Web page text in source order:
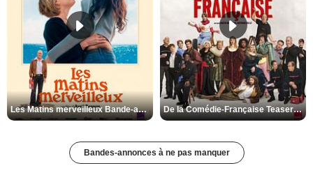
Les Matins merveilleux Bande-annonce VF De la Comédie-Française Teaser VF
Bandes-annonces à ne pas manquer